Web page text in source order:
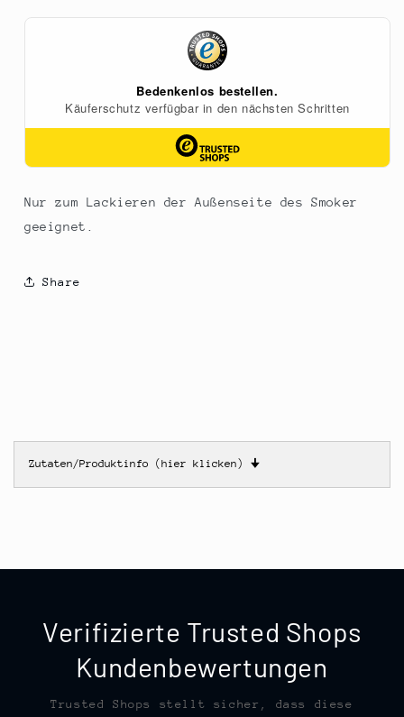
Außenlackierung,
ml
Nur zum Lackieren der Außenseite des Smoker
geeignet.
Share
Zutaten/Produktinfo (hier klicken) 🠋
Verifizierte Trusted Shops
Kundenbewertungen
Trusted Shops stellt sicher, dass diese